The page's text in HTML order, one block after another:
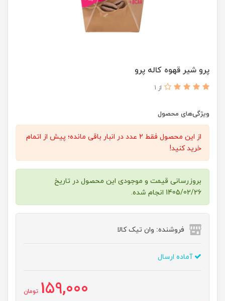
پرو شیر قهوه کاله پرو
از 1
ویژگی‌های محصول
از این محصول فقط 2 عدد در انبار باقی مانده؛ پیش از اتمام
خرید کنید!
بروزرسانی قیمت و موجودی این محصول در تاریخ
1405/02/26 انجام شده.
فروشنده: وان تیک کالا
آماده ارسال
159,000 تومان